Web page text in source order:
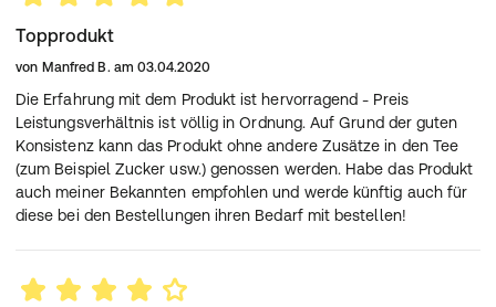
Topprodukt
von Manfred B. am 03.04.2020
Die Erfahrung mit dem Produkt ist hervorragend - Preis
Leistungsverhältnis ist völlig in Ordnung. Auf Grund der guten
Konsistenz kann das Produkt ohne andere Zusätze in den Tee
(zum Beispiel Zucker usw.) genossen werden. Habe das Produkt
auch meiner Bekannten empfohlen und werde künftig auch für
diese bei den Bestellungen ihren Bedarf mit bestellen!